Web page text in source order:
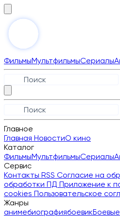
ФильмыМультфильмыСериалы
Главное
Главная НовостиО кино
Каталог
ФильмыМультфильмыСериалы
Сервис
Контакты RSS Согласие на
обработки ПД Приложение к
cookies Пользовательское
Жанры
анимебиографиябоевикБоевые